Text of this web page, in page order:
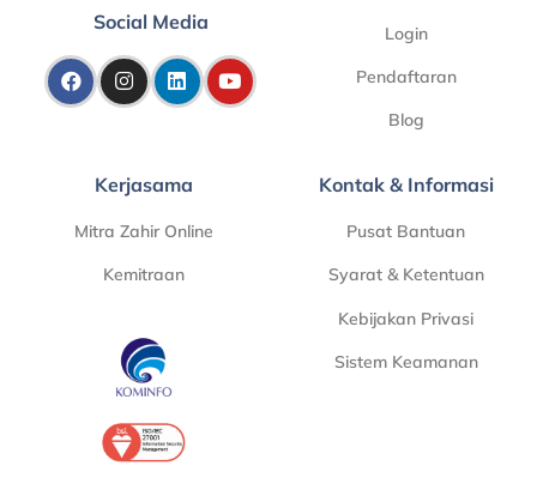
Social Media Login
Pendaftaran
Blog
Kerjasama
Mitra Zahir Online
Kemitraan
Kontak & Informasi
Pusat Bantuan
Syarat & Ketentuan
Kebijakan Privasi
Sistem Keamanan